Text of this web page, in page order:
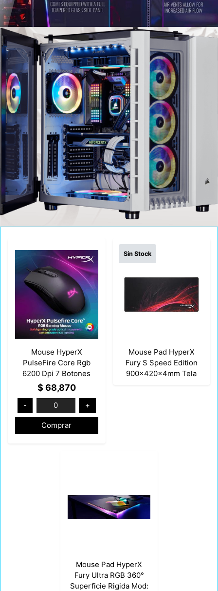
Mouse HyperX
PulseFire Core Rgb
6200 Dpi 7 Botones
Programables Mod:
4P4F8AA
$ 68,870
- 0 +
Comprar
Sin Stock
Mouse Pad HyperX
Fury S Speed Edition
900x420x4mm Tela
Mouse Pad HyperX
Fury Ultra RGB 360°
Superficie Rigida Mod: